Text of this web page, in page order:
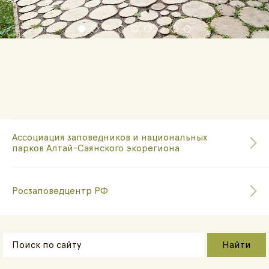
Ассоциация заповедников и национальных
парков Алтай-Саянского экорегиона
Росзаповедцентр РФ